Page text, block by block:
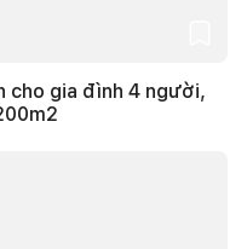
cho gia đình 4 người,